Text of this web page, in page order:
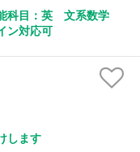
科目：英 文系数学
対応可
します